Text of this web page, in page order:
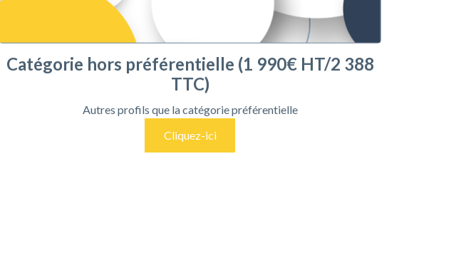
Catégorie hors préférentielle (1 990€ HT/2 388
TTC)
Autres profils que la catégorie préférentielle
Cliquez-ici